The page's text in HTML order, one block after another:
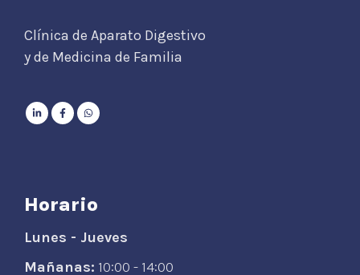
Clínica de Aparato Digestivo
y de Medicina de Familia
Horario
Lunes - Jueves
Mañanas: 10:00 - 14:00